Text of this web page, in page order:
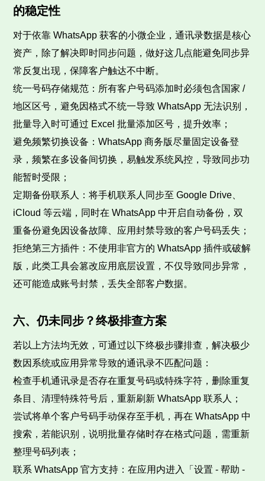
的稳定性
对于依靠 WhatsApp 获客的小微企业，通讯录数据是核心
资产，除了解决即时同步问题，做好这几点能避免同步异
常反复出现，保障客户触达不中断。
统一号码存储规范：所有客户号码添加时必须包含国家 /
地区区号，避免因格式不统一导致 WhatsApp 无法识别，
批量导入时可通过 Excel 批量添加区号，提升效率；
避免频繁切换设备：WhatsApp 商务版尽量固定设备登
录，频繁在多设备间切换，易触发系统风控，导致同步功
能暂时受限；
定期备份联系人：将手机联系人同步至 Google Drive、
iCloud 等云端，同时在 WhatsApp 中开启自动备份，双
重备份避免因设备故障、应用封禁导致的客户号码丢失；
拒绝第三方插件：不使用非官方的 WhatsApp 插件或破解
版，此类工具会篡改应用底层设置，不仅导致同步异常，
还可能造成账号封禁，丢失全部客户数据。
六、仍未同步？终极排查方案
若以上方法均无效，可通过以下终极步骤排查，解决极少
数因系统或应用异常导致的通讯录不匹配问题：
检查手机通讯录是否存在重复号码或特殊字符，删除重复
条目、清理特殊符号后，重新刷新 WhatsApp 联系人；
尝试将单个客户号码手动保存至手机，再在 WhatsApp 中
搜索，若能识别，说明批量存储时存在格式问题，需重新
整理号码列表；
联系 WhatsApp 官方支持：在应用内进入「设置 - 帮助 -